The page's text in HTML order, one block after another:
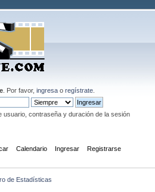
. Por favor, ingresa o regístrate
usuario, contraseña y duración de la sesión
Calendario Ingresar Registrarse
de Estadísticas